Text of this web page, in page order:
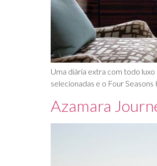
Uma diária extra com todo
selecionadas e o Four
Azamara